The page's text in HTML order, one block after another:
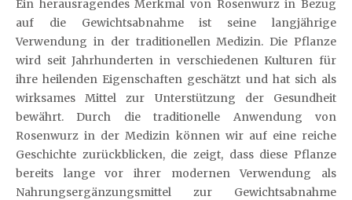
Ein herausragendes Merkmal von Rosenwurz in Bezug
auf die Gewichtsabnahme ist seine langjährige
Verwendung in der traditionellen Medizin. Die Pflanze
wird seit Jahrhunderten in verschiedenen Kulturen für
ihre heilenden Eigenschaften geschätzt und hat sich als
wirksames Mittel zur Unterstützung der Gesundheit
bewährt. Durch die traditionelle Anwendung von
Rosenwurz in der Medizin können wir auf eine reiche
Geschichte zurückblicken, die zeigt, dass diese Pflanze
bereits lange vor ihrer modernen Verwendung als
Nahrungsergänzungsmittel zur Gewichtsabnahme